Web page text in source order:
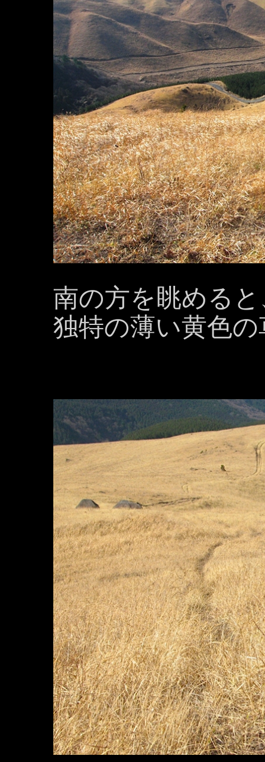
南の方を眺めると
独特の薄い黄色